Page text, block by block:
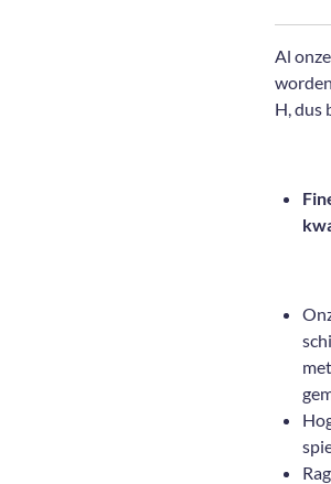
Al
H, dus